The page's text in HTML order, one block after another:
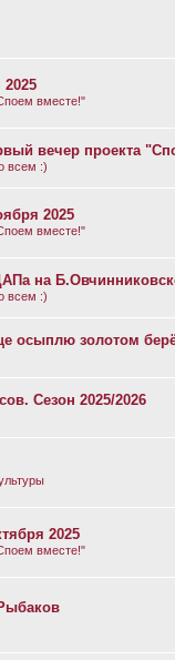
вместе!"
вечер проекта
всем :)
2025
вместе!"
на
всем :)
осыплю золотом
Сезон 2025/2026
2025
вместе!"